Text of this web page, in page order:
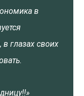
в
глазах своих